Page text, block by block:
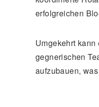
erfolgreichen
Umgekehrt
gegnerischen
aufzubauen,